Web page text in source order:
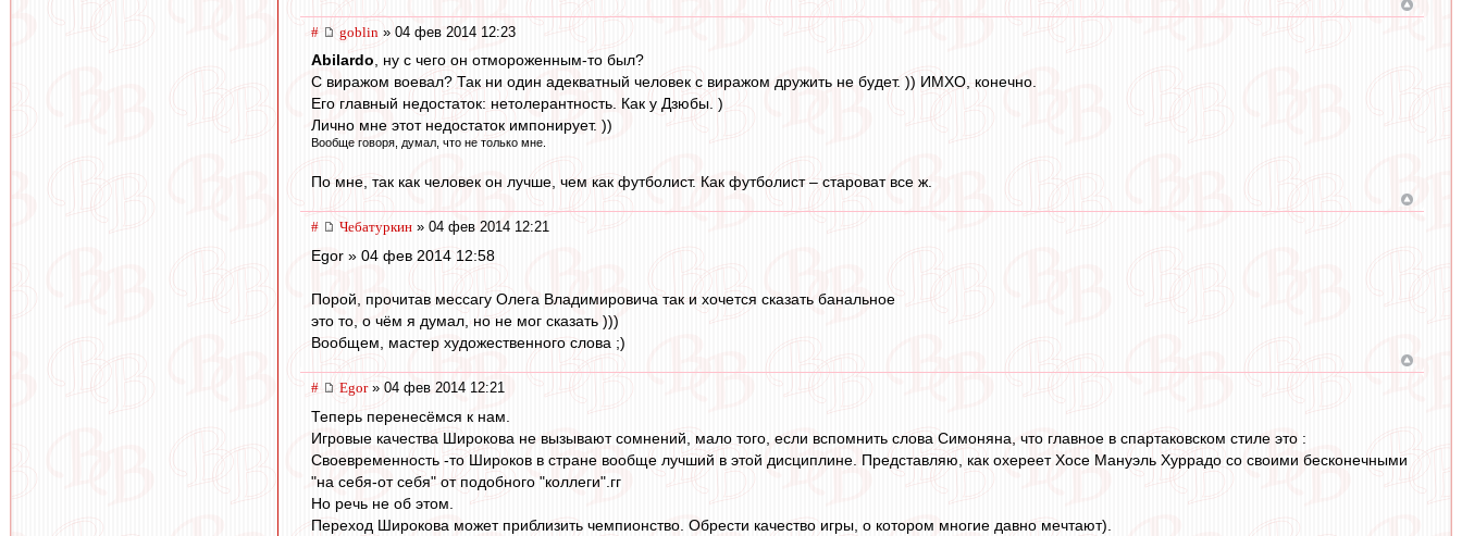
# goblin » 04 фев 2014 12:23
Abilardo, ну с чего он отмороженным-то был?
С виражом воевал? Так ни один адекватный человек с виражом дружить не будет. )) ИМХО, конечно.
Его главный недостаток: нетолерантность. Как у Дзюбы. )
Лично мне этот недостаток импонирует. ))
Вообще говоря, думал, что не только мне.
По мне, так как человек он лучше, чем как футболист. Как футболист – староват все ж.
# Чебатуркин » 04 фев 2014 12:21
Egor » 04 фев 2014 12:58
Порой, прочитав мессагу Олега Владимировича так и хочется сказать банальное
это то, о чём я думал, но не мог сказать )))
Вообщем, мастер художественного слова ;)
# Egor» 04 фев 2014 12:21
Теперь перенесёмся к нам.
Игровые качества Широкова не вызывают сомнений, мало того, если вспомнить слова Симоняна, что главное в спартаковском стиле это :
Своевременность -то Широков в стране вообще лучший в этой дисциплине. Представляю, как охереет Хосе Мануэль Хуррадо со своими бесконечными
"на себя-от себя" от подобного "коллеги".гг
Но речь не об этом.
Переход Широкова может приблизить чемпионство. Обрести качество игры, о котором многие давно мечтают).